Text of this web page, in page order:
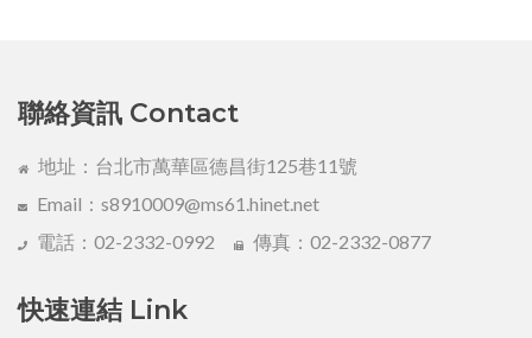
聯絡資訊 Contact
地址：台北市萬華區德昌街125巷11號
Email：s8910009@ms61.hinet.net
電話：02-2332-0992
傳真：02-2332-0877
快速連結 Link